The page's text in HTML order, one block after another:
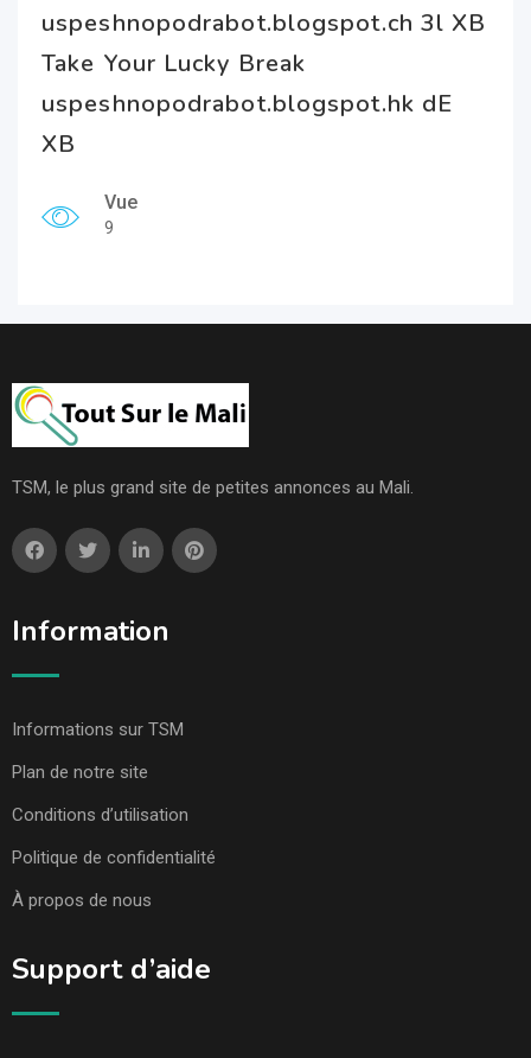
uspeshnopodrabot.blogspot.ch 3l XB
Take Your Lucky Break
uspeshnopodrabot.blogspot.hk dE
XB
Vue
9
TSM, le plus grand site de petites annonces au Mali.
Information
Informations sur TSM
Plan de notre site
Conditions d’utilisation
Politique de confidentialité
À propos de nous
Support d’aide